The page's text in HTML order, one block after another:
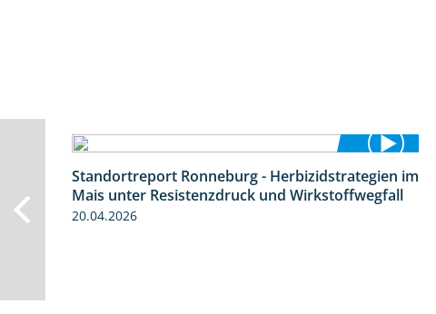
7:01
Standortreport Ronneburg - Herbizidstrategien im
Mais unter Resistenzdruck und Wirkstoffwegfall
20.04.2026